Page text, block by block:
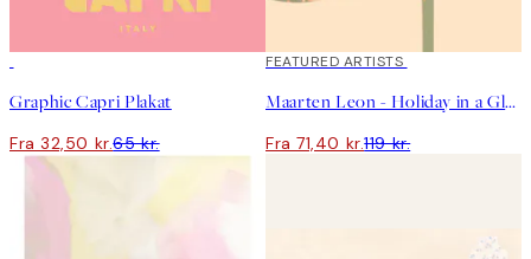
Graphic Capri Plakat
Fra 32,50 kr.65 kr.
40%*
FEATURED ARTISTS
Maarten Leon - Holiday in a Glass No1 Plakat
Fra 71,40 kr.119 kr.